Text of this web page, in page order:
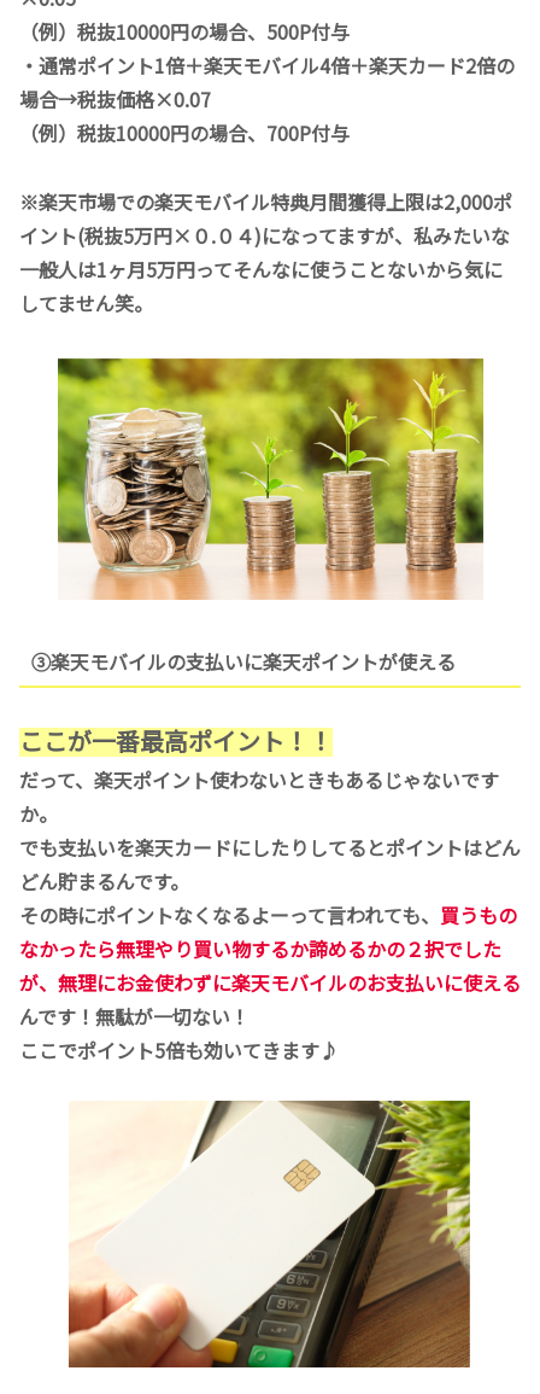
（例）税抜10000円の場合、500P付与
・通常ポイント1倍＋楽天モバイル4倍＋楽天カード2倍の
場合→税抜価格×0.07
（例）税抜10000円の場合、700P付与
※楽天市場での楽天モバイル特典月間獲得上限は2,000ポ
イント(税抜5万円×０.０４)になってますが、私みたいな
一般人は1ヶ月5万円ってそんなに使うことないから気に
してません笑。
③楽天モバイルの支払いに楽天ポイントが使える
ここが一番最高ポイント！！
だって、楽天ポイント使わないときもあるじゃないです
か。
でも支払いを楽天カードにしたりしてるとポイントはどん
どん貯まるんです。
その時にポイントなくなるよーって言われても、 買うもの
なかったら無理やり買い物するか諦めるかの２択でした
が、無理にお金使わずに楽天モバイルのお支払いに使える
んです！無駄が一切ない！
ここでポイント5倍も効いてきます♪